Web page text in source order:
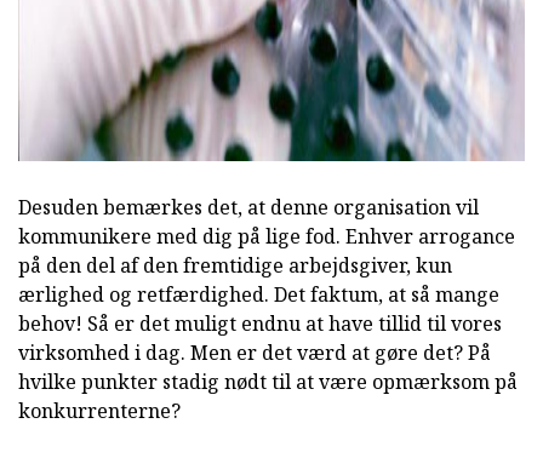
Desuden bemærkes det, at denne organisation vil
kommunikere med dig på lige fod. Enhver arrogance
på den del af den fremtidige arbejdsgiver, kun
ærlighed og retfærdighed. Det faktum, at så mange
behov! Så er det muligt endnu at have tillid til vores
virksomhed i dag. Men er det værd at gøre det? På
hvilke punkter stadig nødt til at være opmærksom på
konkurrenterne?